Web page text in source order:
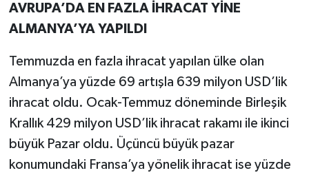
AVRUPA’DA EN FAZLA İHRACAT YİNE
ALMANYA’YA YAPILDI
Temmuzda en fazla ihracat yapılan ülke olan
Almanya’ya yüzde 69 artışla 639 milyon USD’lik
ihracat oldu. Ocak-Temmuz döneminde Birleşik
Krallık 429 milyon USD’lik ihracat rakamı ile ikinci
büyük Pazar oldu. Üçüncü büyük pazar
konumundaki Fransa’ya yönelik ihracat ise yüzde